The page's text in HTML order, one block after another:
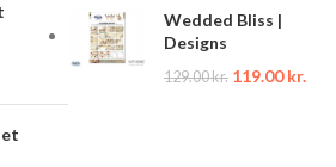
Wedded Bliss |
Designs
129.00kr. 119.00kr.